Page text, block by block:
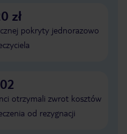
zł
pokryty jednorazowo
otrzymali zwrot kosztów
od rezygnacji